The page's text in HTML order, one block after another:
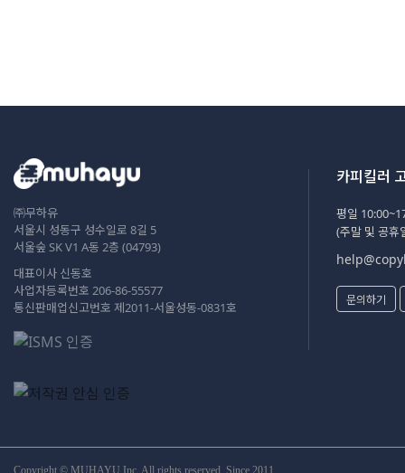
㈜무하유
서울시 성동구 성수일로 8길 5
서울숲 SK V1 A동 2층 (04793)
대표이사 신동호
사업자등록번호 206-86-55577
통신판매업신고번호 제2011-서울성동-0831호
카피킬러
평일
(주말 및 공휴
문의하기
Copyright © MUHAYU Inc. All rights reserved. Since 2011